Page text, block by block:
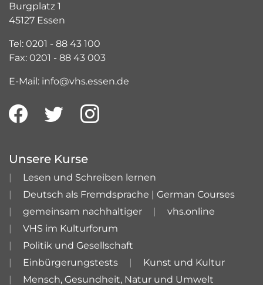
Burgplatz 1
45127 Essen
Tel: 0201 - 88 43 100
Fax: 0201 - 88 43 003
E-Mail: info@vhs.essen.de
Unsere Kurse
Lesen und Schreiben lernen
Deutsch als Fremdsprache | German Courses
gemeinsam nachhaltiger
vhs.online
VHS im Kulturforum
Politik und Gesellschaft
Einbürgerungstests
Kunst und Kultur
Mensch, Gesundheit, Natur und Umwelt